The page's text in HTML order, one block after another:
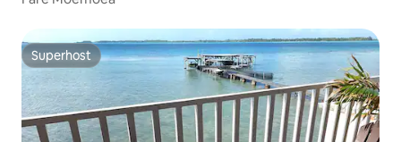
Superhost
Superhost